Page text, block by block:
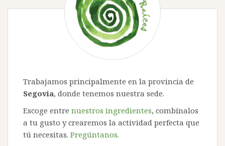
Trabajamos principalmente en la provincia de
Segovia, donde tenemos nuestra sede.
Escoge entre nuestros ingredientes, combínalos
a tu gusto y crearemos la actividad perfecta que
tú necesitas. Pregúntanos.